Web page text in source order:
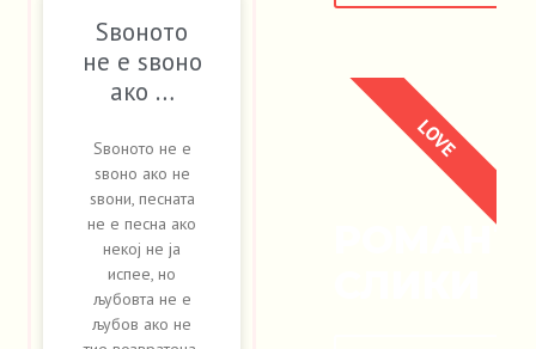
Ѕвоното
не е ѕвоно
ако …
Ѕвоното не е
ѕвоно ако не
ѕвони, песната
не е песна ако
некој не ја
испее, но
љубовта не е
љубов ако не
LOVE